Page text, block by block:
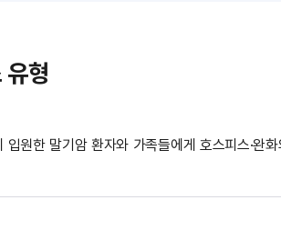
유형
원한 말기암 환자와 가족들에게 호스피스·완